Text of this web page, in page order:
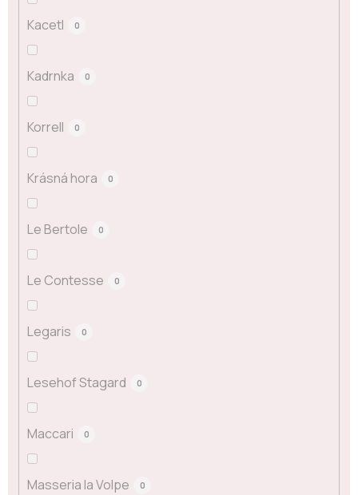
Kacetl 0
Kadrnka 0
Korrell 0
Krásná hora 0
Le Bertole 0
Le Contesse 0
Legaris 0
Lesehof Stagard 0
Maccari 0
Masseria la Volpe 0